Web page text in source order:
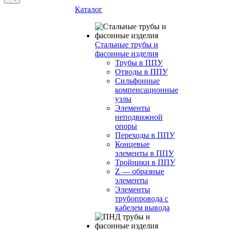
Каталог
Стальные трубы и
фасонные изделия
Трубы в ППУ
Отводы в ППУ
Сильфонные
компенсационные
узлы
Элементы
неподвижной
опоры
Переходы в ППУ
Концевые
элементы в ППУ
Тройники в ППУ
Z — образные
элементы
Элементы
трубопровода с
кабелем вывода